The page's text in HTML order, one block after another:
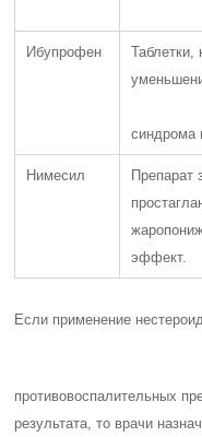
Ибупрофен
Таблетки,
синдрома
Нимесил
Препарат
эффект.
Если применение
противовоспалительных
результата, то врачи